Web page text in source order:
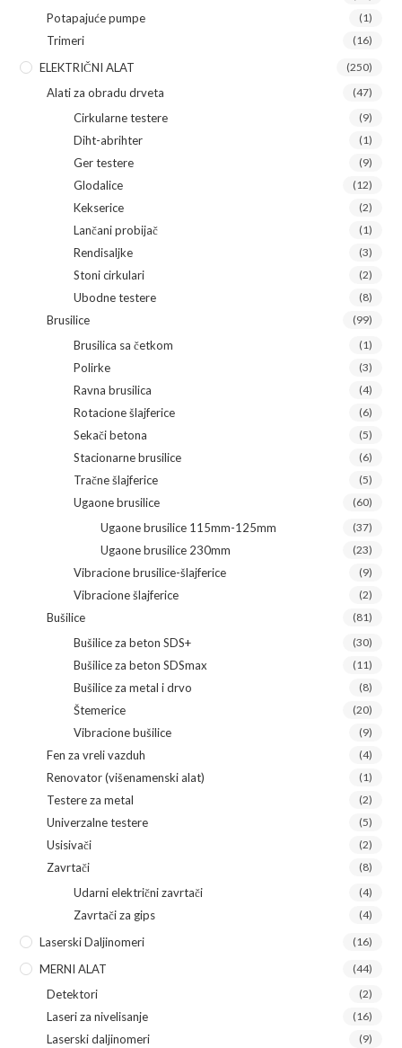
Potapajuće pumpe (1)
Trimeri (16)
ELEKTRIČNI ALAT (250)
Alati za obradu drveta (47)
Cirkularne testere (9)
Diht-abrihter (1)
Ger testere (9)
Glodalice (12)
Kekserice (2)
Lančani probijač (1)
Rendisaljke (3)
Stoni cirkulari (2)
Ubodne testere (8)
Brusilice (99)
Brusilica sa četkom (1)
Polirke (3)
Ravna brusilica (4)
Rotacione šlajferice (6)
Sekači betona (5)
Stacionarne brusilice (6)
Tračne šlajferice (5)
Ugaone brusilice (60)
Ugaone brusilice 115mm-125mm (37)
Ugaone brusilice 230mm (23)
Vibracione brusilice-šlajferice (9)
Vibracione šlajferice (2)
Bušilice (81)
Bušilice za beton SDS+ (30)
Bušilice za beton SDSmax (11)
Bušilice za metal i drvo (8)
Štemerice (20)
Vibracione bušilice (9)
Fen za vreli vazduh (4)
Renovator (višenamenski alat) (1)
Testere za metal (2)
Univerzalne testere (5)
Usisivači (2)
Zavrtači (8)
Udarni električni zavrtači (4)
Zavrtači za gips (4)
Laserski Daljinomeri (16)
MERNI ALAT (44)
Detektori (2)
Laseri za nivelisanje (16)
Laserski daljinomeri (9)